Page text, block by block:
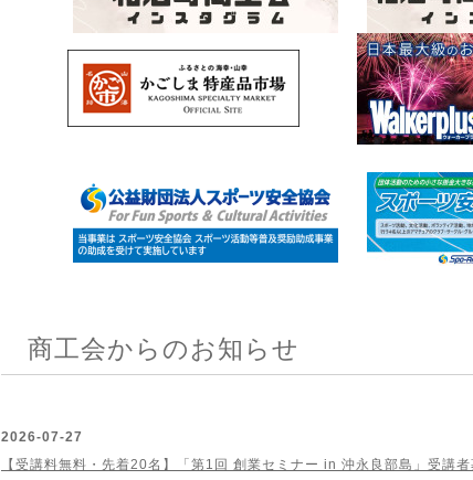
商工会からのお知らせ
2026-07-27
【受講料無料・先着20名】「第1回 創業セミナー in 沖永良部島」受講